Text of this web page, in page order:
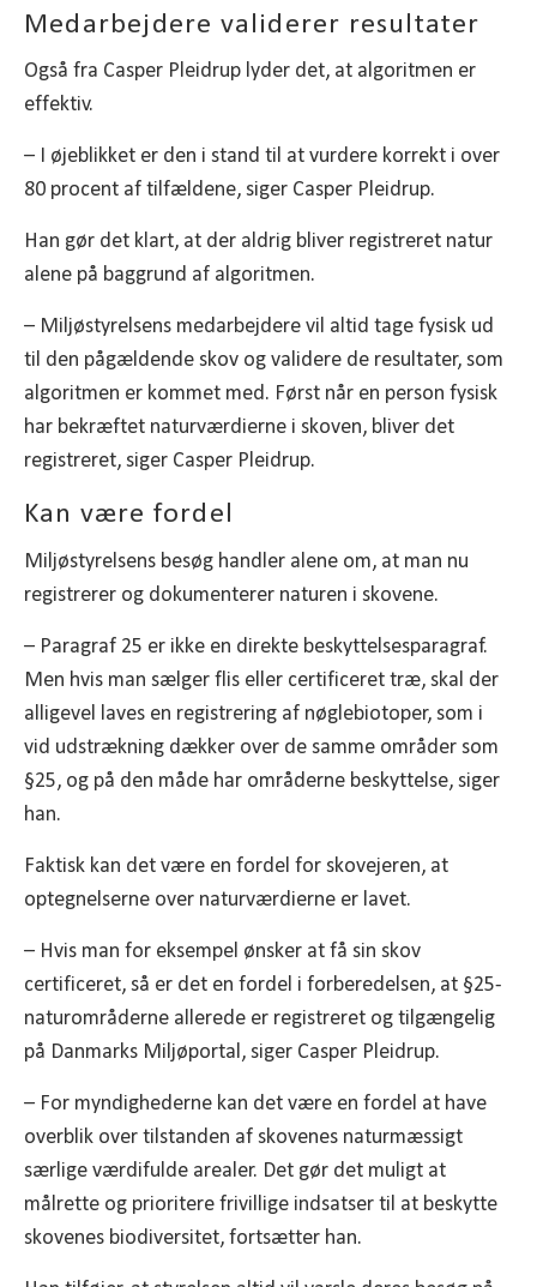
Medarbejdere validerer resultater
Også fra Casper Pleidrup lyder det, at algoritmen er
effektiv.
– I øjeblikket er den i stand til at vurdere korrekt i over
80 procent af tilfældene, siger Casper Pleidrup.
Han gør det klart, at der aldrig bliver registreret natur
alene på baggrund af algoritmen.
– Miljøstyrelsens medarbejdere vil altid tage fysisk ud
til den pågældende skov og validere de resultater, som
algoritmen er kommet med. Først når en person fysisk
har bekræftet naturværdierne i skoven, bliver det
registreret, siger Casper Pleidrup.
Kan være fordel
Miljøstyrelsens besøg handler alene om, at man nu
registrerer og dokumenterer naturen i skovene.
– Paragraf 25 er ikke en direkte beskyttelsesparagraf.
Men hvis man sælger flis eller certificeret træ, skal der
alligevel laves en registrering af nøglebiotoper, som i
vid udstrækning dækker over de samme områder som
§25, og på den måde har områderne beskyttelse, siger
han.
Faktisk kan det være en fordel for skovejeren, at
optegnelserne over naturværdierne er lavet.
– Hvis man for eksempel ønsker at få sin skov
certificeret, så er det en fordel i forberedelsen, at §25-
naturområderne allerede er registreret og tilgængelig
på Danmarks Miljøportal, siger Casper Pleidrup.
– For myndighederne kan det være en fordel at have
overblik over tilstanden af skovenes naturmæssigt
særlige værdifulde arealer. Det gør det muligt at
målrette og prioritere frivillige indsatser til at beskytte
skovenes biodiversitet, fortsætter han.